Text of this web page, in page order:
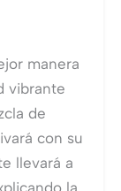
manera
vibrante
de
con su
llevará a
la